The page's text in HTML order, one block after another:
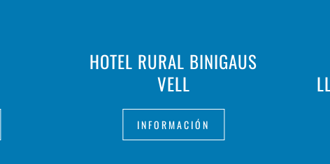
HOTEL RURAL BINIGAUS
VELL
INFORMACIÓN